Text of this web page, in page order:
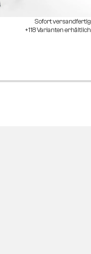
Sofort versandfertig
+118 Varianten erhältlich